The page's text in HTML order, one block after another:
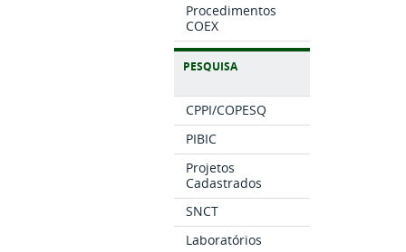
Procedimentos
COEX
PESQUISA
CPPI/COPESQ
PIBIC
Projetos
Cadastrados
SNCT
Laboratórios